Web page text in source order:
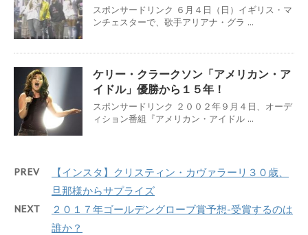
スポンサードリンク ６月４日（日）イギリス・マ
ンチェスターで、歌手アリアナ・グラ ...
ケリー・クラークソン「アメリカン・ア
イドル」優勝から１５年！
スポンサードリンク ２００２年９月４日、オーデ
ィション番組『アメリカン・アイドル ...
PREV
【インスタ】クリスティン・カヴァラーリ３０歳、
旦那様からサプライズ
NEXT
２０１７年ゴールデングローブ賞予想-受賞するのは
誰か？